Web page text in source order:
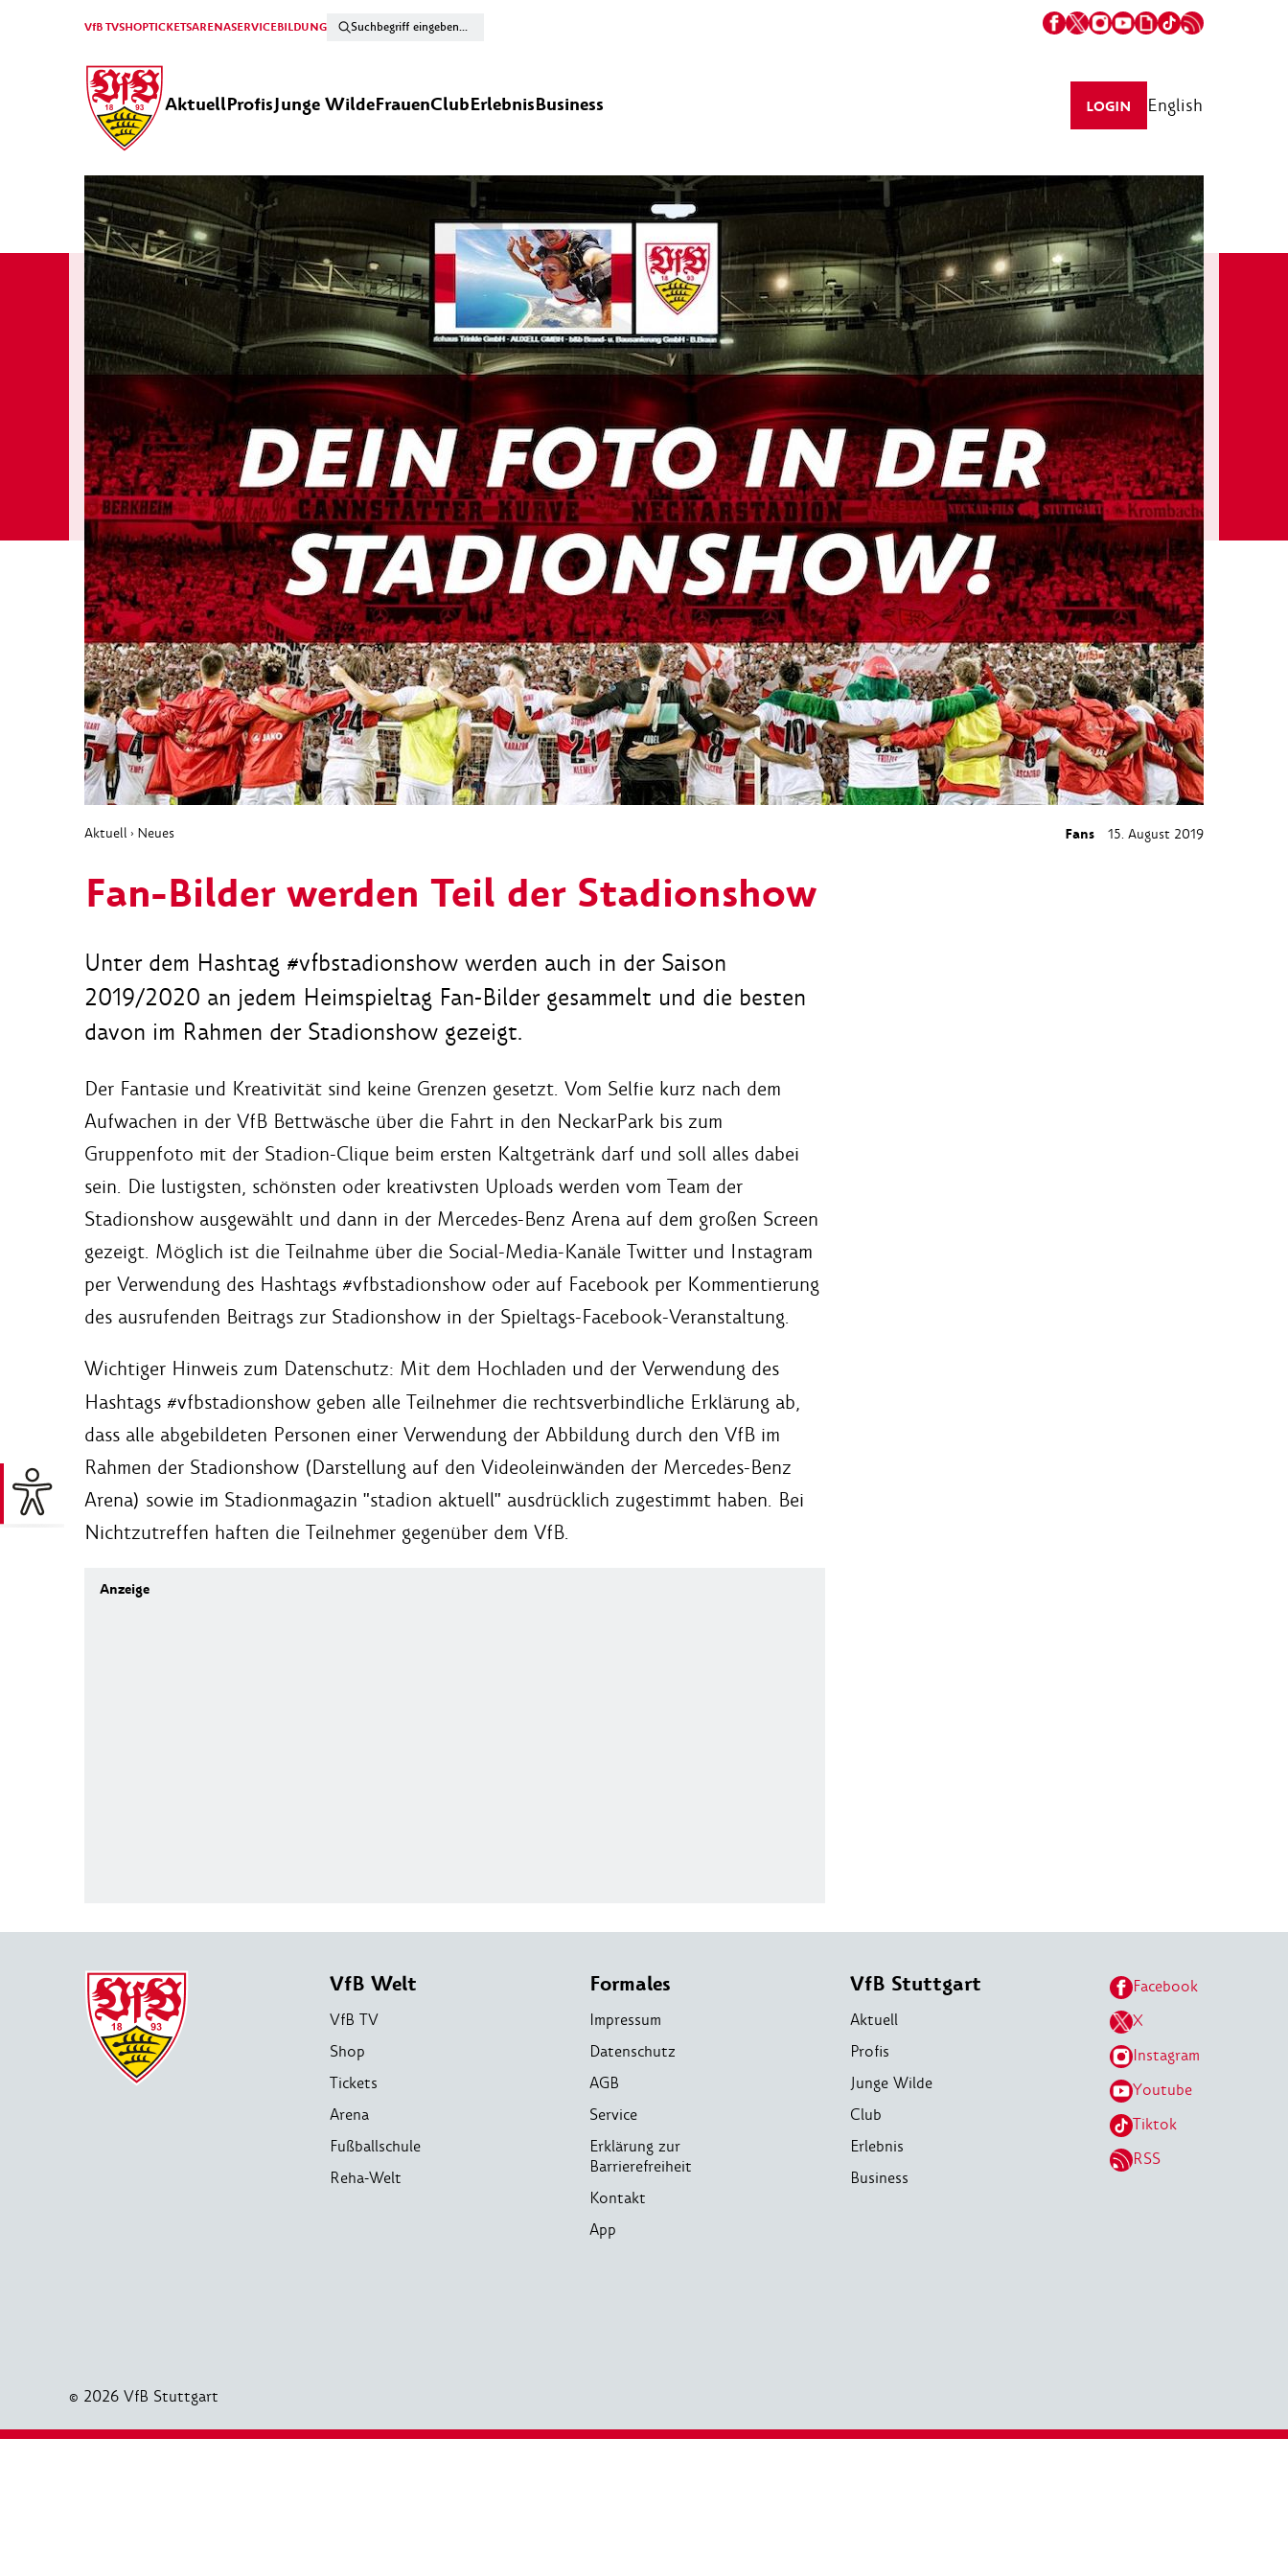
VfB TVSHOPTICKETSARENASERVICEBILDUNG
AktuellProfisJunge WildeFrauenClubErlebnisBusiness LOGIN English
Aktuell › Neues Fans 15. August 2019
Fan-Bilder werden Teil der Stadionshow
Unter dem Hashtag #vfbstadionshow werden auch in der Saison
2019/2020 an jedem Heimspieltag Fan-Bilder gesammelt und die besten
davon im Rahmen der Stadionshow gezeigt.
Der Fantasie und Kreativität sind keine Grenzen gesetzt. Vom Selfie kurz nach dem
Aufwachen in der VfB Bettwäsche über die Fahrt in den NeckarPark bis zum
Gruppenfoto mit der Stadion-Clique beim ersten Kaltgetränk darf und soll alles dabei
sein. Die lustigsten, schönsten oder kreativsten Uploads werden vom Team der
Stadionshow ausgewählt und dann in der Mercedes-Benz Arena auf dem großen Screen
gezeigt. Möglich ist die Teilnahme über die Social-Media-Kanäle Twitter und Instagram
per Verwendung des Hashtags #vfbstadionshow oder auf Facebook per Kommentierung
des ausrufenden Beitrags zur Stadionshow in der Spieltags-Facebook-Veranstaltung.
Wichtiger Hinweis zum Datenschutz: Mit dem Hochladen und der Verwendung des
Hashtags #vfbstadionshow geben alle Teilnehmer die rechtsverbindliche Erklärung ab,
dass alle abgebildeten Personen einer Verwendung der Abbildung durch den VfB im
Rahmen der Stadionshow (Darstellung auf den Videoleinwänden der Mercedes-Benz
Arena) sowie im Stadionmagazin "stadion aktuell" ausdrücklich zugestimmt haben. Bei
Nichtzutreffen haften die Teilnehmer gegenüber dem VfB.
VfB Welt
VfB TV
Shop
Tickets
Arena
Fußballschule
Reha-Welt
Formales
Impressum
Datenschutz
AGB
Service
Erklärung zur
Barrierefreiheit
Kontakt
App
VfB Stuttgart
Aktuell
Profis
Junge Wilde
Club
Erlebnis
Business
Facebook
X
Instagram
Youtube
Tiktok
RSS
© 2026 VfB Stuttgart